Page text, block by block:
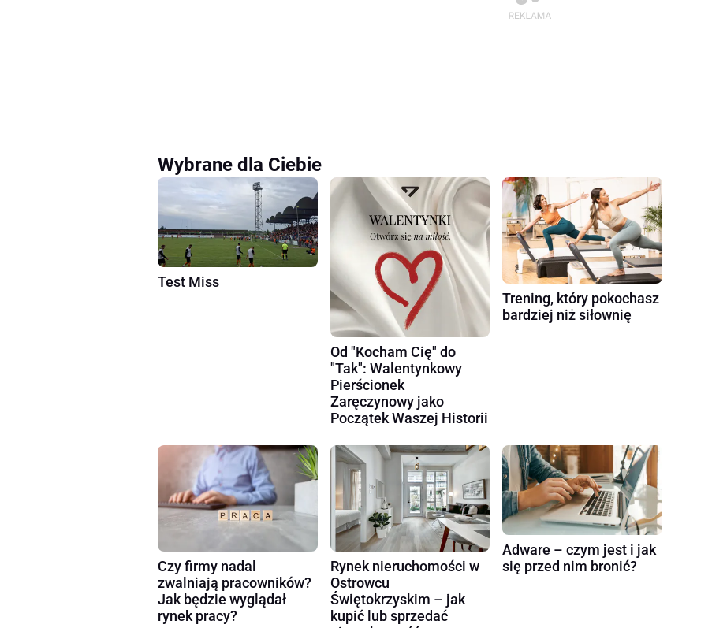
Wybrane dla Ciebie
Test Miss
Od "Kocham Cię" do
"Tak": Walentynkowy
Pierścionek
Zaręczynowy jako
Początek Waszej Historii
Trening, który pokochasz
bardziej niż siłownię
Czy firmy nadal
zwalniają pracowników?
Jak będzie wyglądał
rynek pracy?
Rynek nieruchomości w
Ostrowcu
Świętokrzyskim – jak
kupić lub sprzedać
Adware – czym jest i jak
się przed nim bronić?